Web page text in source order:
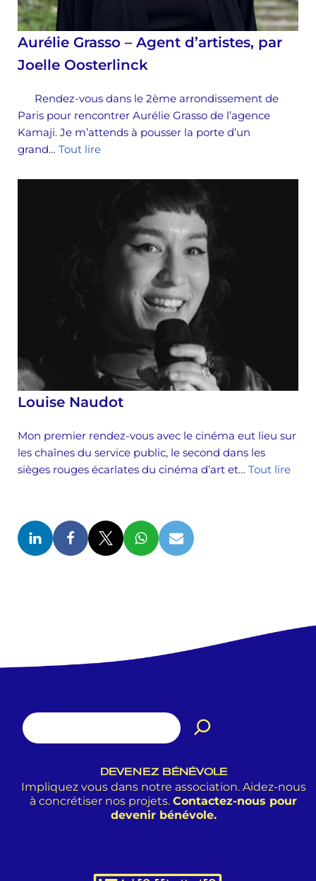
Aurélie Grasso – Agent d’artistes, par
Joelle Oosterlinck
Rendez-vous dans le 2ème arrondissement de
Paris pour rencontrer Aurélie Grasso de l’agence
Kamaji. Je m’attends à pousser la porte d’un
grand… Tout lire
Louise Naudot
Mon premier rendez-vous avec le cinéma eut lieu sur
les chaînes du service public, le second dans les
sièges rouges écarlates du cinéma d’art et… Tout lire
DEVENEZ BÉNÉVOLE
Impliquez vous dans notre association. Aidez-nous
à concrétiser nos projets. Contactez-nous pour
devenir bénévole.